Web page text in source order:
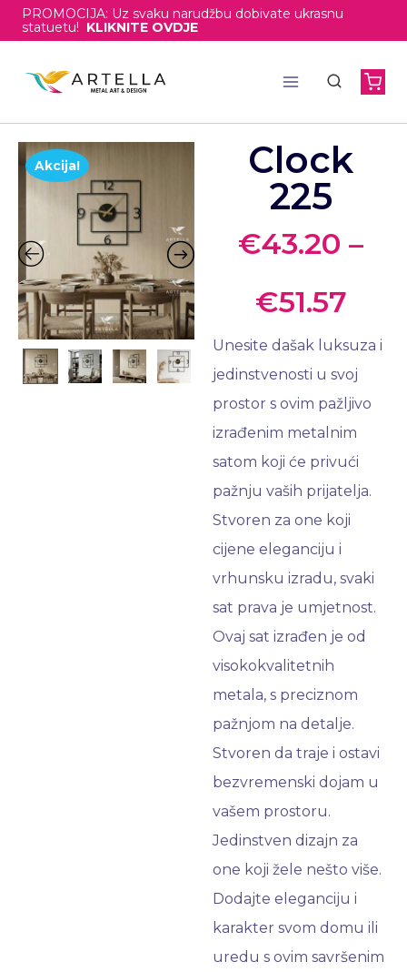
PROMOCIJA: Uz svaku narudžbu dobivate ukrasnu
statuetu! KLIKNITE OVDJE
Akcija!
Clock
225
€43.20 –
€51.57
Unesite dašak luksuza i
jedinstvenosti u svoj
prostor s ovim pažljivo
izrađenim metalnim
satom koji će privući
pažnju vaših prijatelja.
Stvoren za one koji
cijene eleganciju i
vrhunsku izradu, svaki
sat prava je umjetnost.
Ovaj sat izrađen je od
visokokvalitetnih
metala, s preciznom
pažnjom na detalje.
Stvoren da traje i ostavi
bezvremenski dojam u
vašem prostoru.
Jedinstven dizajn za
one koji žele nešto više.
Dodajte eleganciju i
karakter svom domu ili
uredu s ovim savršenim